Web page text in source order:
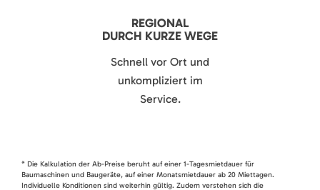
REGIONAL
DURCH KURZE WEGE
Schnell vor Ort und
unkompliziert im
Service.
* Die Kalkulation der Ab-Preise beruht auf einer 1-Tagesmietdauer für
Baumaschinen und Baugeräte, auf einer Monatsmietdauer ab 20 Miettagen.
Individuelle Konditionen sind weiterhin gültig. Zudem verstehen sich die